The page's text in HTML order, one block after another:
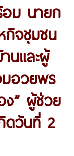
อม นายก
กิจชุมชน
นและผู้
อวยพร
ง” ผู้ช่วย
กิดวันที่ 2